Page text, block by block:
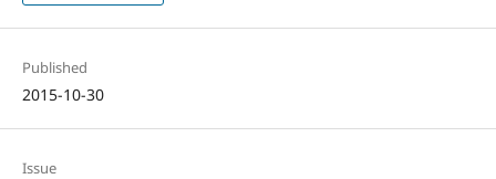
Published
2015-10-30
Issue